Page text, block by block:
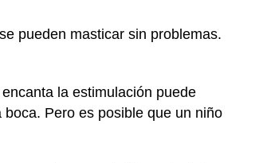
pueden masticar sin problemas.
la estimulación puede
Pero es posible que un niño